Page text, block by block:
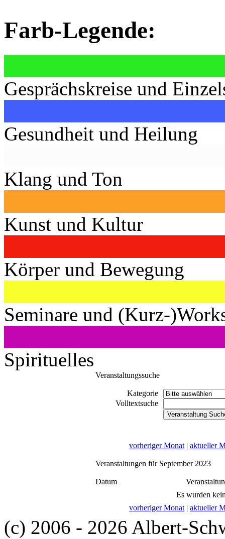
Farb-Legende:
Gesprächskreise und
Gesundheit und Heilung
Klang und Ton
Kunst und Kultur
Körper und Bewegung
Seminare und (Kurz-
Spirituelles
Veranstaltungssuche
Kategorie
Volltextsuche
vorheriger Monat | aktueller
Veranstaltungen für September 2023
Datum
Es wurden
vorheriger Monat | aktueller
(c) 2006 - 2026 Albert-